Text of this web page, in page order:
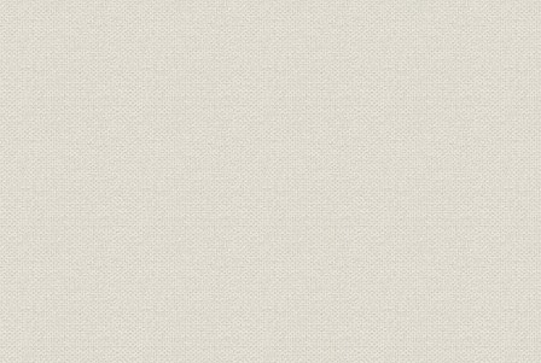
市場;経営 平壌府鉄道線路図 明治38年頃
施設 平壌駅と京義鉄道創設紀念碑 明治40年6
市場;経営 新義州鉄道線路略図 大正元年頃
施設
大同江仮橋梁の架設、臨津江橋
梁架橋工事
施設 平壌鉱業所附近平面図 明治43年頃
市場;経営 軍用鉄道馬山浦線建設工区略図
施設
軍用鉄道馬山浦建築班事務所、
軍用鉄道月尾島支線